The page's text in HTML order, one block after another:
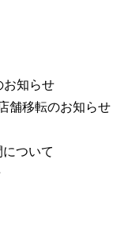
知らせ
舗移転のお知らせ
ついて